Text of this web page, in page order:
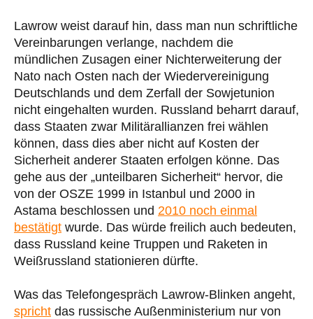
Lawrow weist darauf hin, dass man nun schriftliche
Vereinbarungen verlange, nachdem die
mündlichen Zusagen einer Nichterweiterung der
Nato nach Osten nach der Wiedervereinigung
Deutschlands und dem Zerfall der Sowjetunion
nicht eingehalten wurden. Russland beharrt darauf,
dass Staaten zwar Militärallianzen frei wählen
können, dass dies aber nicht auf Kosten der
Sicherheit anderer Staaten erfolgen könne. Das
gehe aus der „unteilbaren Sicherheit“ hervor, die
von der OSZE 1999 in Istanbul und 2000 in
Astama beschlossen und 2010 noch einmal
bestätigt wurde. Das würde freilich auch bedeuten,
dass Russland keine Truppen und Raketen in
Weißrussland stationieren dürfte.
Was das Telefongespräch Lawrow-Blinken angeht,
spricht das russische Außenministerium nur von